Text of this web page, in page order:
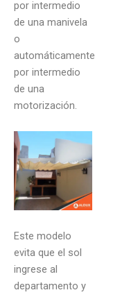
por intermedio
de una manivela
o
automáticamente
por intermedio
de una
motorización.
Este modelo
evita que el sol
ingrese al
departamento y